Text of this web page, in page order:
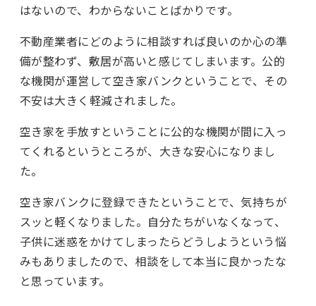
はないので、わからないことばかりです。
不動産業者にどのように相談すれば良いのか心の準
備が整わず、敷居が高いと感じてしまいます。公的
な機関が運営して空き家バンクということで、その
不安は大きく軽減されました。
空き家を手放すということに公的な機関が間に入っ
てくれるというところが、大きな安心になりまし
た。
空き家バンクに登録できたということで、気持ちが
スッと軽くなりました。自分たちがいなくなって、
子供に迷惑をかけてしまったらどうしようという悩
みもありましたので、相談をして本当に良かったな
と思っています。